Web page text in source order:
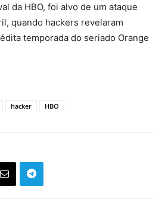
da HBO, foi alvo de um ataque
quando hackers revelaram
temporada do seriado Orange
hacker HBO